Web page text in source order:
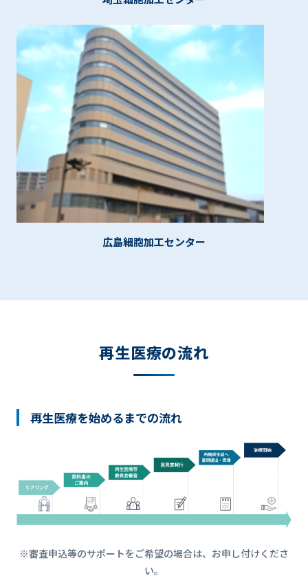
広島細胞加工センター
再生医療の流れ
再生医療を始めるまでの流れ
※審査申込等のサポートをご希望の場合は、お申し付けくださ
い。